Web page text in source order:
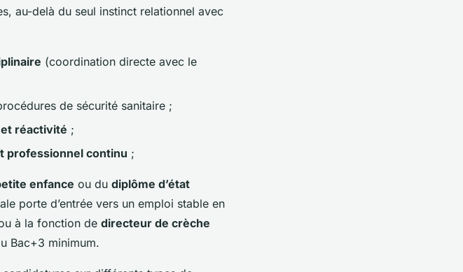
au-delà du seul instinct relationnel avec
(coordination directe avec le
de sécurité sanitaire ;
réactivité ;
professionnel continu ;
enfance ou du diplôme d’état
porte d’entrée vers un emploi stable en
à la fonction de directeur de crèche
Bac+3 minimum.